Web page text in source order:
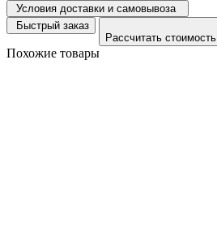
Условия доставки и самовывоза
Быстрый заказ
Рассчитать стоимость
Похожие товары